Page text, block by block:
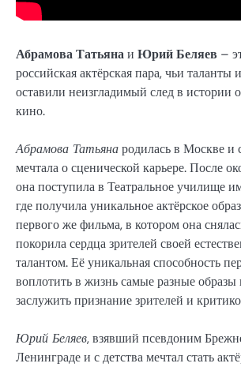
Абрамова Татьянаи Юрий Беляев –
российская актёрская пара, чьи таланты
оставили неизгладимый след в истории
кино.
Абрамова Татьянародилась в Москве и
мечтала о сценической карьере. После
она поступила в Театральное училище
где получила уникальное актёрское
первого же фильма, в котором она
покорила сердца зрителей своей
талантом. Её уникальная способность
воплотить в жизнь самые разные образы
заслужить признание зрителей и
Юрий Беляев, взявший псевдоним
Ленинграде и с детства мечтал стать